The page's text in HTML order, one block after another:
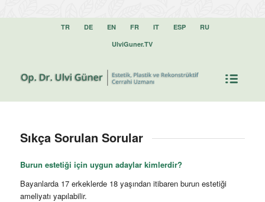
TR DE EN FR IT ESP
RU
UlviGuner.TV
Sıkça Sorulan Sorular
Burun estetiği için uygun adaylar kimlerdir?
Bayanlarda 17 erkeklerde 18 yaşından itibaren burun estetiği
ameliyatı yapılabilir.